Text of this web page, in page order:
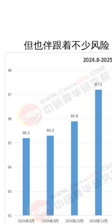
但也伴跟着不少风险，